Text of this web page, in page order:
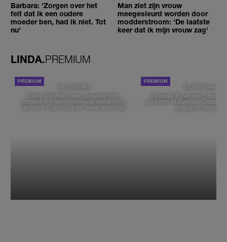
Barbara: 'Zorgen over het
feit dat ik een oudere
moeder ben, had ik niet. Tot
nu'
Man ziet zijn vrouw
meegesleurd worden door
modderstroom: 'De laatste
keer dat ik mijn vrouw zag'
LINDA.PREMIUM
DE STAD VAN
Elske DeWall over Leeuwarden,
muziek en haar favoriete plekken in
de stad: 'Een stad die voelt als thuis'
DE STAD VAN
Isabelle Boer deelt haar
plekken in Zwolle: 'Deze
graag verborgen'